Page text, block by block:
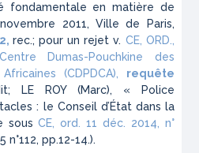
fondamentale en matière de
2011, Ville de Paris,
rec.; pour un rejet v. CE, ORD.,
Dumas-Pouchkine des
(CDPDCA),
requête
LE ROY (Marc), « Police
: le Conseil d’État dans la
sousCE, ord. 11 déc. 2014, n°
n°112, pp.12-14.).